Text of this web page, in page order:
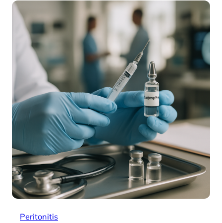
Peritonitis